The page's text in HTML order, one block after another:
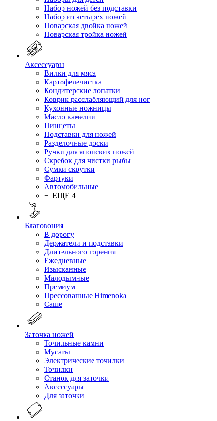
Набор ножей без подставки
Набор из четырех ножей
Поварская двойка ножей
Поварская тройка ножей
Аксессуары
Вилки для мяса
Картофелечистка
Кондитерские лопатки
Коврик расслабляющий для ног
Кухонные ножницы
Масло камелии
Пинцеты
Подставки для ножей
Разделочные доски
Ручки для японских ножей
Скребок для чистки рыбы
Сумки скрутки
Фартуки
Автомобильные
+ ЕЩЕ 4
Благовония
В дорогу
Держатели и подставки
Длительного горения
Ежедневные
Изысканные
Малодымные
Премиум
Прессованные Himenoka
Саше
Заточка ножей
Точильные камни
Мусаты
Электрические точилки
Точилки
Станок для заточки
Аксессуары
Для заточки